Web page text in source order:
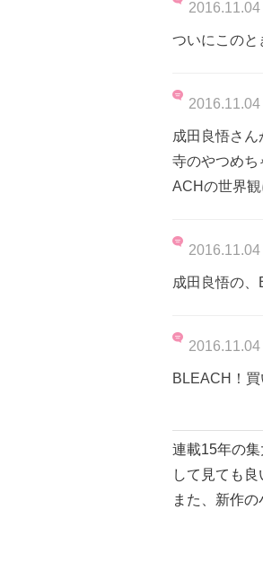
2016.11.04
ついにこのと
2016.11.04
成田良悟さ
寺のやつめち
ACHの世界
2016.11.04
成田良悟の
2016.11.04
BLEACH！買
連載15年の
して見ても良
また、新作の